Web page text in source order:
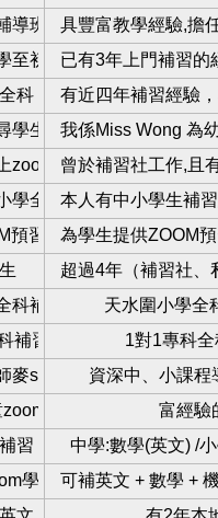
導班/專科補習私補/zoom
具豐富教學經驗,擔
至初中全科已有3年上門補習的
科 有近四年補習經驗
學生上可上門補
我係Miss Wong 為
zoom教學曾於補習社工作,且
學全科補習本人有中小學生補
預習班為學生提供ZOOM
超過4年（補習社、
科補習 天水圍小學全
補習 1對1專科
麥sir 資深中、小課程
數學小組班 富經驗
習 中學:數學(英文) /
學生 可補英文 + 數學 +